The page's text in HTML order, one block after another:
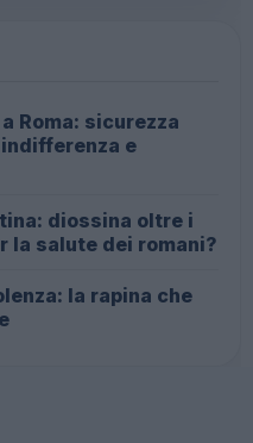
Roma: sicurezza
e
diossina oltre i
la salute dei romani?
la rapina che